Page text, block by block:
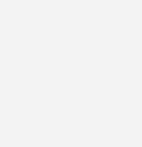
im Geschäft mit Klimageräten
weltweite Verdichtergeschäft aus und
drehzahlgeregelter Modelle, so heißt es
Standort für Verdichterherstellung.
auf dem